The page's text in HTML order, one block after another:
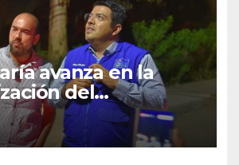
avanza en la
del
público; Paso
cuenta con
100 % LED!